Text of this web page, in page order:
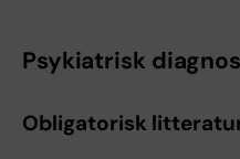
Psykiatrisk
Obligatorisk